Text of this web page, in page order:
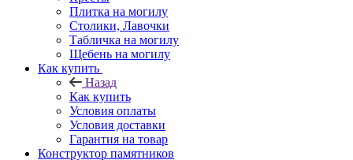
Плитка на могилу
Столики, Лавочки
Табличка на могилу
Щебень на могилу
Как купить
Назад
Как купить
Условия оплаты
Условия доставки
Гарантия на товар
Конструктор памятников